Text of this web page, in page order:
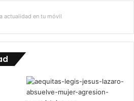
actualidad en tu móvil